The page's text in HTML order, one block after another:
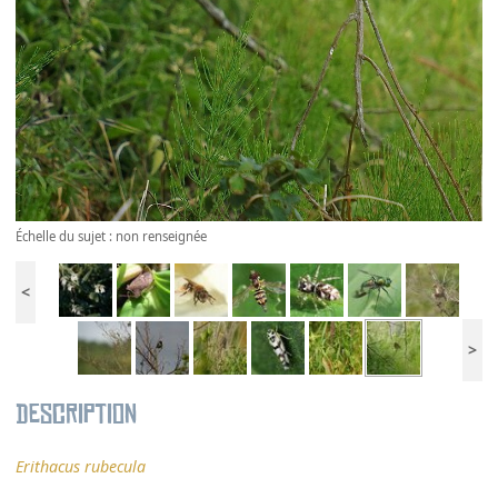
Échelle du sujet : non renseignée
<
>
Description
Erithacus rubecula